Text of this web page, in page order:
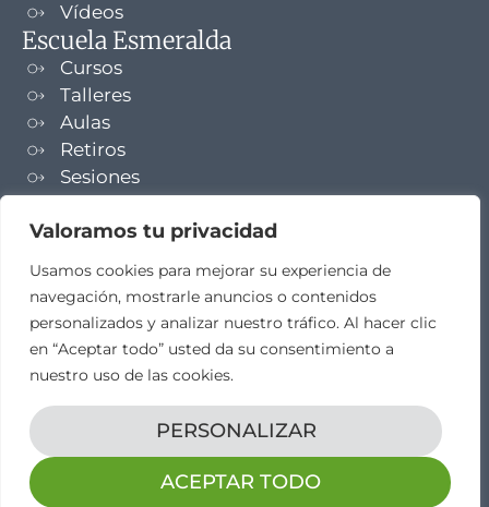
Valoramos tu privacidad
Usamos cookies para mejorar su experiencia de
navegación, mostrarle anuncios o contenidos
personalizados y analizar nuestro tráfico. Al hacer clic
en “Aceptar todo” usted da su consentimiento a
nuestro uso de las cookies.
PERSONALIZAR
ACEPTAR TODO
Vídeos
Escuela Esmeralda
Cursos
Talleres
Aulas
Retiros
Sesiones
NEWSLETTER
TELEGRAM
Aviso legal
Diseño web por elestudio28​